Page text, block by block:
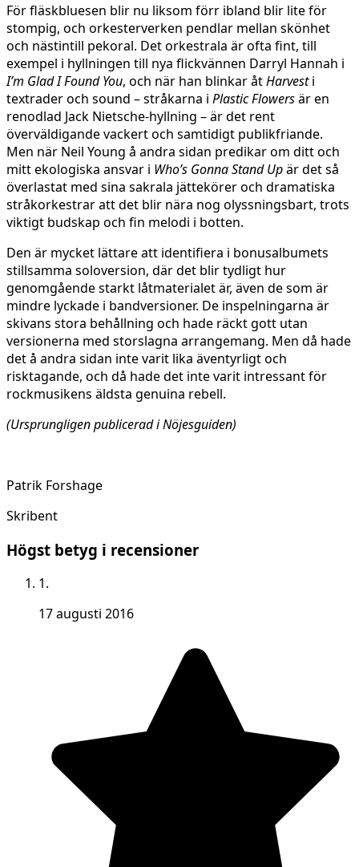
För fläskbluesen blir nu liksom förr ibland blir lite för
stompig, och orkesterverken pendlar mellan skönhet
och nästintill pekoral. Det orkestrala är ofta fint, till
exempel i hyllningen till nya flickvännen Darryl Hannah i
I’m Glad I Found You, och när han blinkar åtHarvesti
textrader och sound – stråkarna i Plastic Flowersär en
renodlad Jack Nietsche-hyllning – är det rent
överväldigande vackert och samtidigt publikfriande.
Men när Neil Young å andra sidan predikar om ditt och
mitt ekologiska ansvar i Who’s Gonna Stand Upär det så
överlastat med sina sakrala jättekörer och dramatiska
stråkorkestrar att det blir nära nog olyssningsbart, trots
viktigt budskap och fin melodi i botten.
Den är mycket lättare att identifiera i bonusalbumets
stillsamma soloversion, där det blir tydligt hur
genomgående starkt låtmaterialet är, även de som är
mindre lyckade i bandversioner. De inspelningarna är
skivans stora behållning och hade räckt gott utan
versionerna med storslagna arrangemang. Men då hade
det å andra sidan inte varit lika äventyrligt och
risktagande, och då hade det inte varit intressant för
rockmusikens äldsta genuina rebell.
(Ursprungligen publicerad i Nöjesguiden)
Patrik Forshage
Skribent
Högst betyg i recensioner
1.
17 augusti 2016